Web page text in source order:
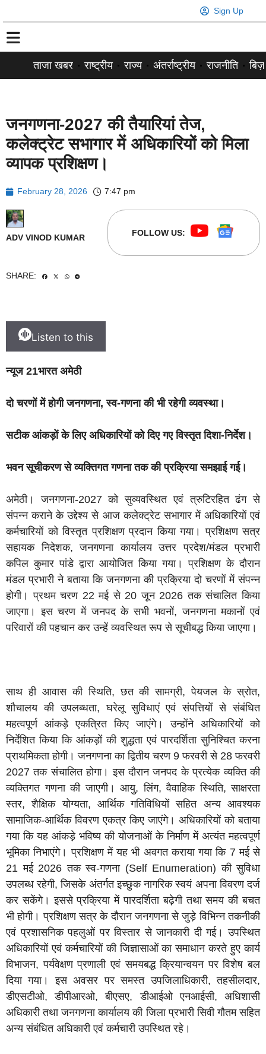
Sign Up
ताजा खबर राष्ट्रीय राज्य अंतर्राष्ट्रीय राजनीति
जनगणना-2027 की तैयारियां तेज,
कलेक्ट्रेट सभागार में अधिकारियों को मिला
व्यापक प्रशिक्षण।
February 28, 2026 7:47 pm
ADV VINOD KUMAR FOLLOW US:
SHARE:
Listen to this
न्यूज 21भारत अमेठी
दो चरणों में होगी जनगणना, स्व-गणना की भी रहेगी व्यवस्था।
सटीक आंकड़ों के लिए अधिकारियों को दिए गए विस्तृत दिशा-निर्देश।
भवन सूचीकरण से व्यक्तिगत गणना तक की प्रक्रिया समझाई गई।
अमेठी। जनगणना-2027 को सुव्यवस्थित एवं त्रुटिरहित ढंग से
संपन्न कराने के उद्देश्य से आज कलेक्ट्रेट सभागार में अधिकारियों एवं
कर्मचारियों को विस्तृत प्रशिक्षण प्रदान किया गया। प्रशिक्षण सत्र
सहायक निदेशक, जनगणना कार्यालय उत्तर प्रदेश/मंडल प्रभारी
कपिल कुमार पांडे द्वारा आयोजित किया गया। प्रशिक्षण के दौरान
मंडल प्रभारी ने बताया कि जनगणना की प्रक्रिया दो चरणों में संपन्न
होगी। प्रथम चरण 22 मई से 20 जून 2026 तक संचालित किया
जाएगा। इस चरण में जनपद के सभी भवनों, जनगणना मकानों एवं
परिवारों की पहचान कर उन्हें व्यवस्थित रूप से सूचीबद्ध किया जाएगा।
साथ ही आवास की स्थिति, छत की सामग्री, पेयजल के स्रोत,
शौचालय की उपलब्धता, घरेलू सुविधाएं एवं संपत्तियों से संबंधित
महत्वपूर्ण आंकड़े एकत्रित किए जाएंगे। उन्होंने अधिकारियों को
निर्देशित किया कि आंकड़ों की शुद्धता एवं पारदर्शिता सुनिश्चित करना
प्राथमिकता होगी। जनगणना का द्वितीय चरण 9 फरवरी से 28 फरवरी
2027 तक संचालित होगा। इस दौरान जनपद के प्रत्येक व्यक्ति की
व्यक्तिगत गणना की जाएगी। आयु, लिंग, वैवाहिक स्थिति, साक्षरता
स्तर, शैक्षिक योग्यता, आर्थिक गतिविधियों सहित अन्य आवश्यक
सामाजिक-आर्थिक विवरण एकत्र किए जाएंगे। अधिकारियों को बताया
गया कि यह आंकड़े भविष्य की योजनाओं के निर्माण में अत्यंत महत्वपूर्ण
भूमिका निभाएंगे। प्रशिक्षण में यह भी अवगत कराया गया कि 7 मई से
21 मई 2026 तक स्व-गणना (Self Enumeration) की सुविधा
उपलब्ध रहेगी, जिसके अंतर्गत इच्छुक नागरिक स्वयं अपना विवरण दर्ज
कर सकेंगे। इससे प्रक्रिया में पारदर्शिता बढ़ेगी तथा समय की बचत
भी होगी। प्रशिक्षण सत्र के दौरान जनगणना से जुड़े विभिन्न तकनीकी
एवं प्रशासनिक पहलुओं पर विस्तार से जानकारी दी गई। उपस्थित
अधिकारियों एवं कर्मचारियों की जिज्ञासाओं का समाधान करते हुए कार्य
विभाजन, पर्यवेक्षण प्रणाली एवं समयबद्ध क्रियान्वयन पर विशेष बल
दिया गया। इस अवसर पर समस्त उपजिलाधिकारी, तहसीलदार,
डीएसटीओ, डीपीआरओ, बीएसए, डीआईओ एनआईसी, अधिशासी
अधिकारी तथा जनगणना कार्यालय की जिला प्रभारी सिवी गौतम सहित
अन्य संबंधित अधिकारी एवं कर्मचारी उपस्थित रहे।